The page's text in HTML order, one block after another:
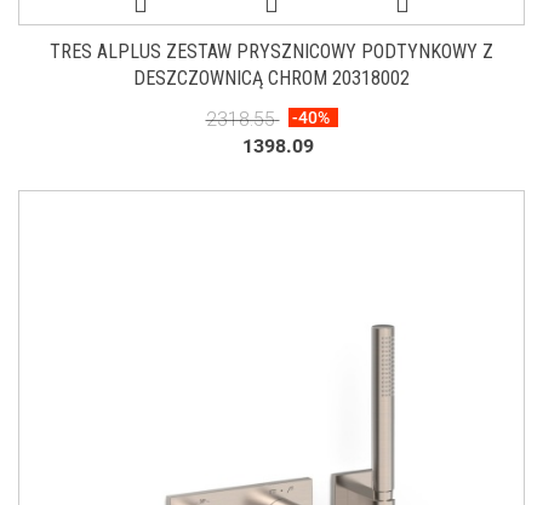
TRES ALPLUS ZESTAW PRYSZNICOWY PODTYNKOWY Z
DESZCZOWNICĄ CHROM 20318002
2318.55
-40%
1398.09